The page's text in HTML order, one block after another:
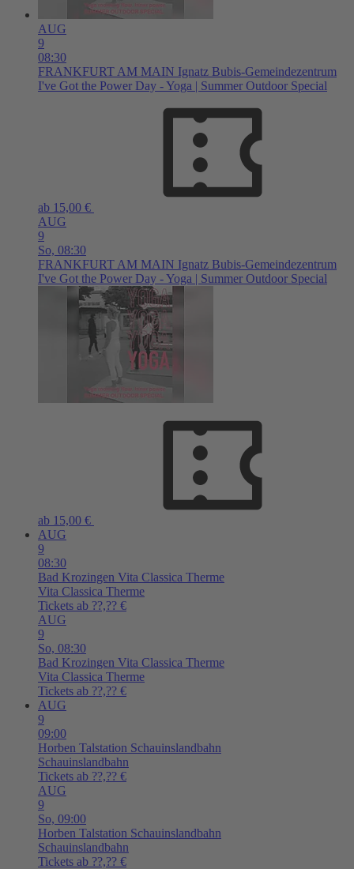
AUG
9
08:30
FRANKFURT AM MAIN Ignatz Bubis-Gemeindezentrum
I've Got the Power Day - Yoga | Summer Outdoor Special
ab 15,00 €
AUG
9
So, 08:30
FRANKFURT AM MAIN Ignatz Bubis-Gemeindezentrum
I've Got the Power Day - Yoga | Summer Outdoor Special
ab 15,00 €
AUG
9
08:30
Bad Krozingen Vita Classica Therme
Vita Classica Therme
Tickets ab ??,?? €
AUG
9
So, 08:30
Bad Krozingen Vita Classica Therme
Vita Classica Therme
Tickets ab ??,?? €
AUG
9
09:00
Horben Talstation Schauinslandbahn
Schauinslandbahn
Tickets ab ??,?? €
AUG
9
So, 09:00
Horben Talstation Schauinslandbahn
Schauinslandbahn
Tickets ab ??,?? €